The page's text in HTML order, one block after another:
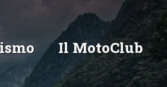
Il MotoClub